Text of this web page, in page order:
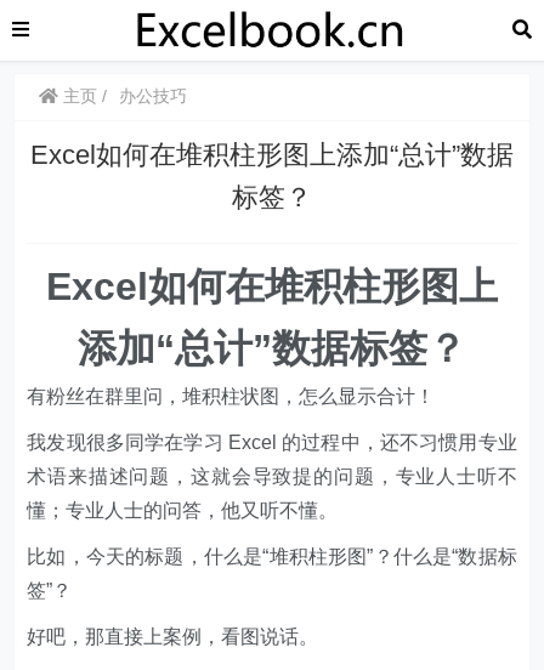
主页 办公技巧
Excel如何在堆积柱形图上添加“总计”数据
标签？
​​Excel如何在堆积柱形图上
添加“总计”数据标签？
有粉丝在群里问，堆积柱状图，怎么显示合计！
我发现很多同学在学习 Excel 的过程中，还不习惯用专业
术语来描述问题，这就会导致提的问题，专业人士听不
懂；专业人士的问答，他又听不懂。
比如，今天的标题，什么是“堆积柱形图”？什么是“数据标
签”？
好吧，那直接上案例，看图说话。